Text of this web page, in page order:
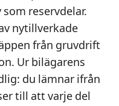
reservdelar.
nytillverkade
från gruvdrift
Ur bilägarens
du lämnar ifrån
till att varje del